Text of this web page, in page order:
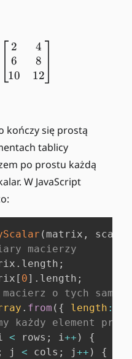
2 \begin{bmatrix} 1 &
2
6
10
4
8
12
kończy się prostą
tablicy
po prostu każdą
W JavaScript
( matrix ,
scalar
macierzy
. length ;
[ 0] . length ;
o tych
. from ( { length :
każdy element
< rows ; i++ )
{
j < cols ; j ++ )
{